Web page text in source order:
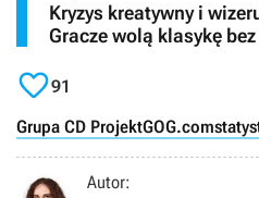
Kryzys kreatywny i
Gracze wolą klasykę
91
Grupa CD ProjektGOG.com
Autor: